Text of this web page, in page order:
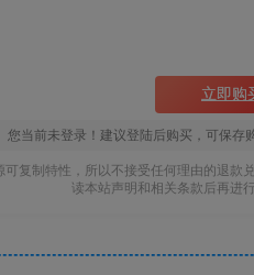
立即购
您当前未登录！建议登陆后购买，可保存
复制特性，所以不接受任何理由的退款
读本站声明和相关条款后再进